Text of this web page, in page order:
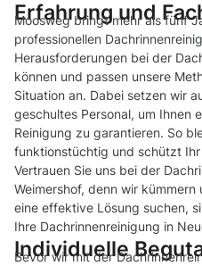
Erfahrung und
Moosweg bringt mehr als fünf
professionellen
Herausforderungen bei der
können und passen unsere
Situation an. Dabei setzen wir
geschultes Personal, um Ihnen
Reinigung zu garantieren. So
funktionstüchtig und schützt
Vertrauen Sie uns bei der
Weimershof, denn wir kümmern
eine effektive Lösung suchen,
Ihre Dachrinnenreinigung in
Individuelle
Bevor wir mit der